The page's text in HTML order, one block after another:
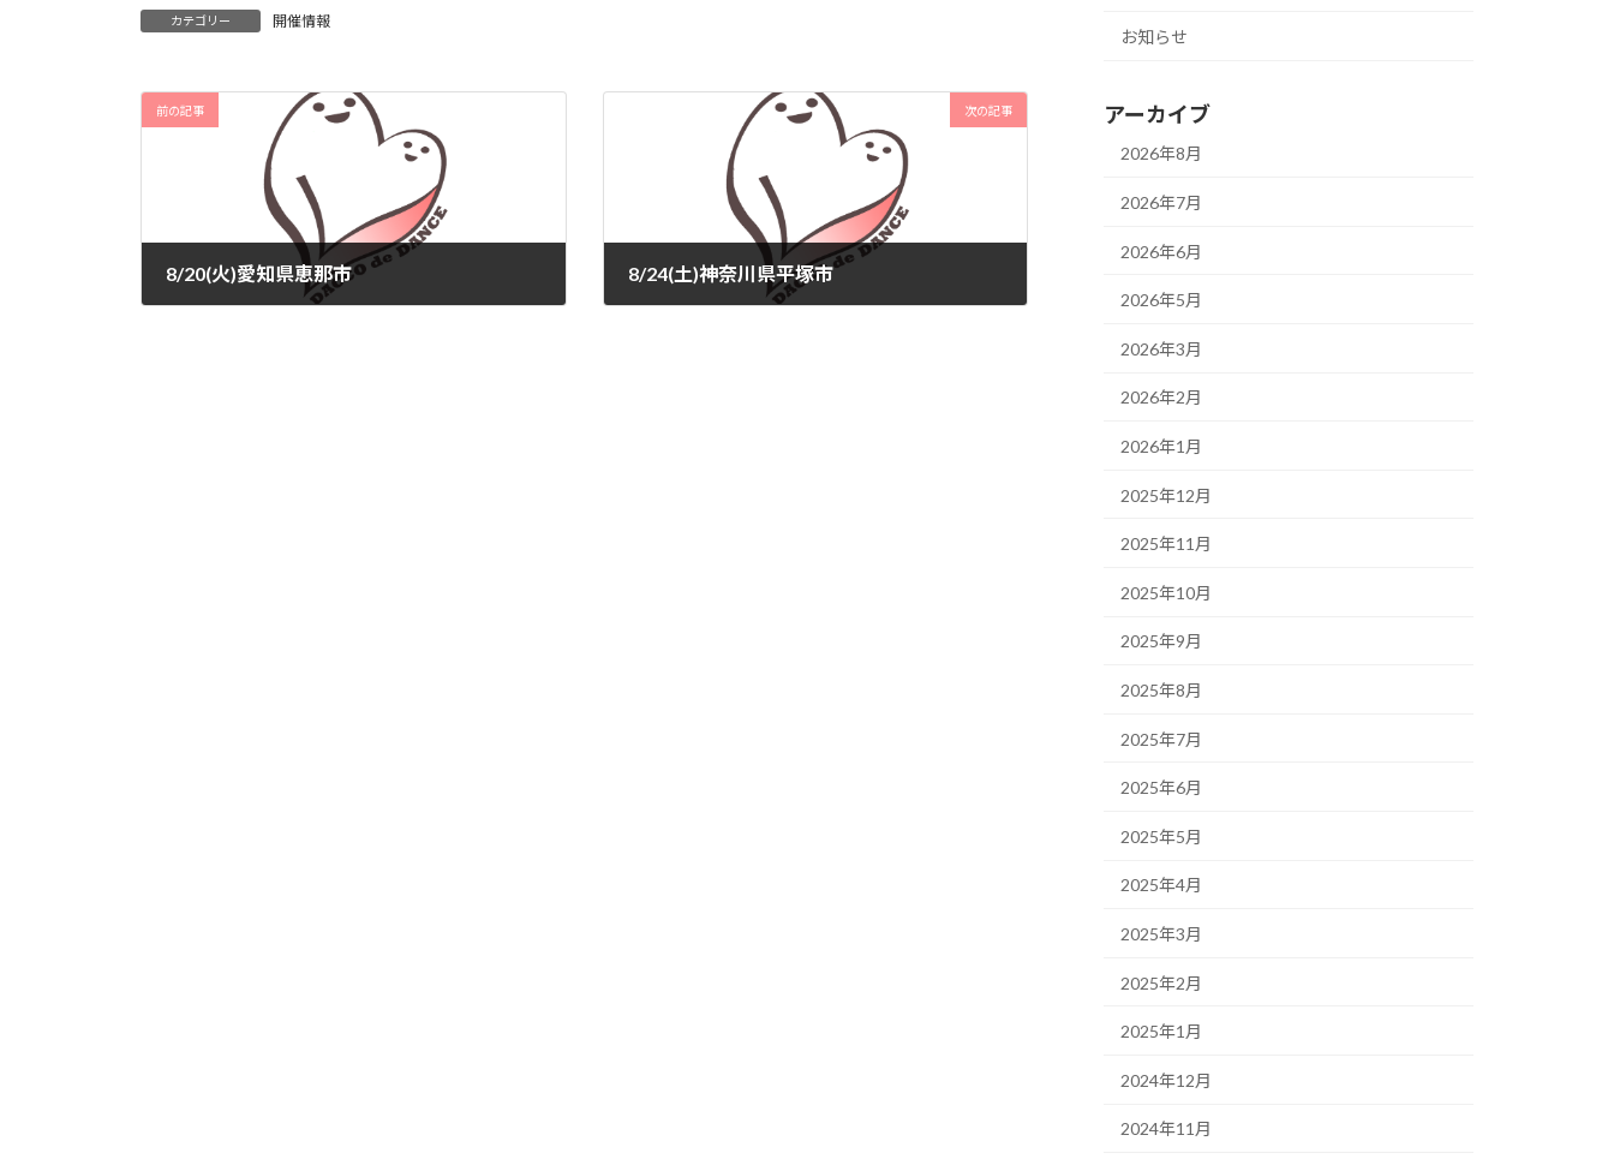
カテゴリー 開催情報
前の記事
8/20(火)愛知県恵那市
次の記事
8/24(土)神奈川県平塚市
お知らせ
アーカイブ
2026年8月
2026年7月
2026年6月
2026年5月
2026年3月
2026年2月
2026年1月
2025年12月
2025年11月
2025年10月
2025年9月
2025年8月
2025年7月
2025年6月
2025年5月
2025年4月
2025年3月
2025年2月
2025年1月
2024年12月
2024年11月